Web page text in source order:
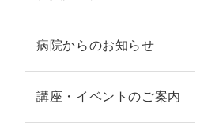
病院からのお知らせ
講座・イベントのご案内